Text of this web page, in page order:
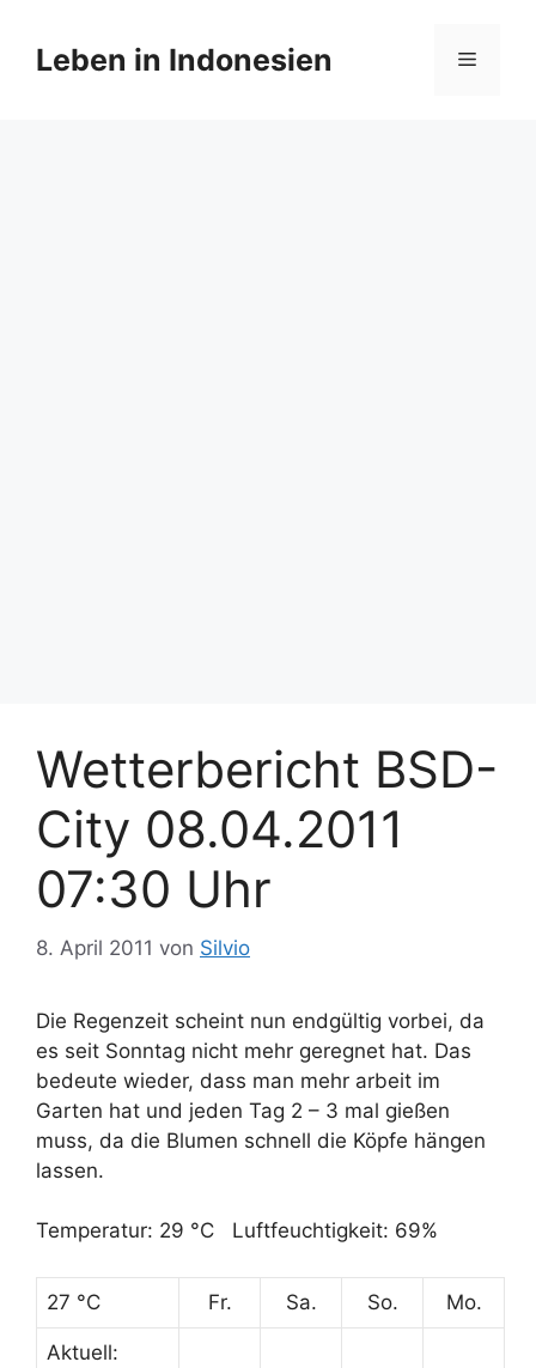
Inhalt
springen
Leben in Indonesien Menü
Wetterbericht BSD-
City 08.04.2011
07:30 Uhr
8. April 2011 von Silvio
Die Regenzeit scheint nun endgültig vorbei, da
es seit Sonntag nicht mehr geregnet hat. Das
bedeute wieder, dass man mehr arbeit im
Garten hat und jeden Tag 2 – 3 mal gießen
muss, da die Blumen schnell die Köpfe hängen
lassen.
Temperatur: 29 °C Luftfeuchtigkeit: 69%
27 °C Fr. Sa. So. Mo.
Aktuell: